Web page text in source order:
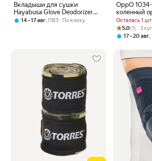
Вкладыши для сушки
Hayabusa Glove Deodorizer
Navy (One Size)
14 – 17 авг, ПВЗ По клику
OppO
коленный
боковыми
/ Бежевый)
Осталась 1 шт
Рейтинг
Оценок: (1) ·
5.0(1) · 3
17 – 20 авг,